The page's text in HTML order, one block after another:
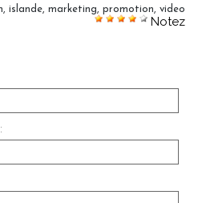
islande marketing promotion video
Notez